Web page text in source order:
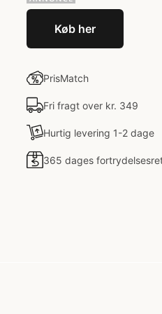
Køb her
PrisMatch
Fri fragt over kr. 349
Hurtig levering 1-2 dage
365 dages